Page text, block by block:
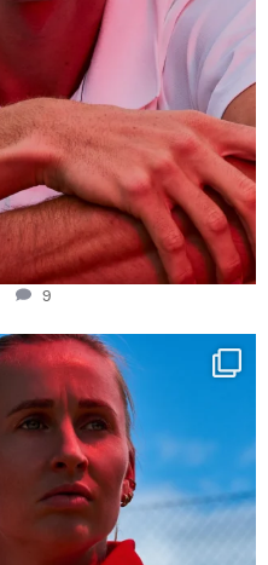
9
Swiss precision —
14